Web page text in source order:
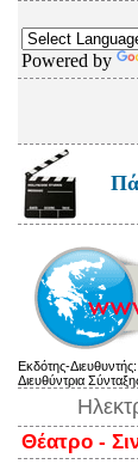
Powered by
Εκδότης-
Διευθύντρια
Θέατρο -